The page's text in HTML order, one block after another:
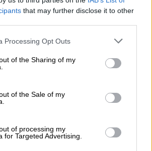
that may further disclose it to other
website/app uses one or more Google
or usage behaviour. You may click to
to Google and its third-party tags to
specified purposes in below Google
Processing Opt Outs
of the Sharing of my
of the Sale of my
of processing my
for Targeted Advertising.